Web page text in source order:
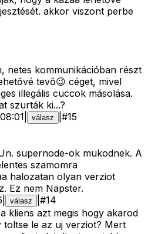
akkor viszont perbe
netes kommunikációban részt
tevő😉 céget, mivel
illegális cuccok másolása.
szurták ki...?
08:01 válasz #15
supernode-ok mukodnek. A
szamomra
halozatan olyan verziot
Ez nem Napster.
válasz #14
kliens azt megis hogy akarod
le az uj verziot? Mert